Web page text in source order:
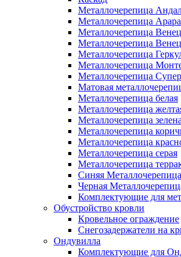
Металлочерепица
Металлочерепица
Металлочерепица
Металлочерепица
Металлочерепица
Металлочерепица
Металлочерепица
Матовая
Металлочерепица белая
Металлочерепица
Металлочерепица
Металлочерепица
Металлочерепица
Металлочерепица серая
Металлочерепица
Синяя Металлочерепица
Черная
Комплектующие для
Обустройство кровли
Кровельное ограждение
Снегозадержатели на
Ондувилла
Комплектующие для